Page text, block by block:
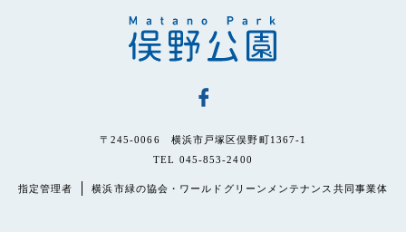
〒245-0066 横浜市戸塚区俣野町1367-1
TEL 045-853-2400
指定管理者 横浜市緑の協会・ワールドグリーンメンテナンス共同事業体